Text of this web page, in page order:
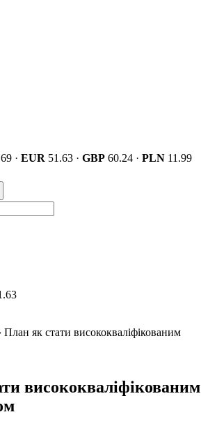
· EUR 51.63 · GBP 60.24 · PLN 11.99
План як стати висококваліфікованим
висококваліфікованим